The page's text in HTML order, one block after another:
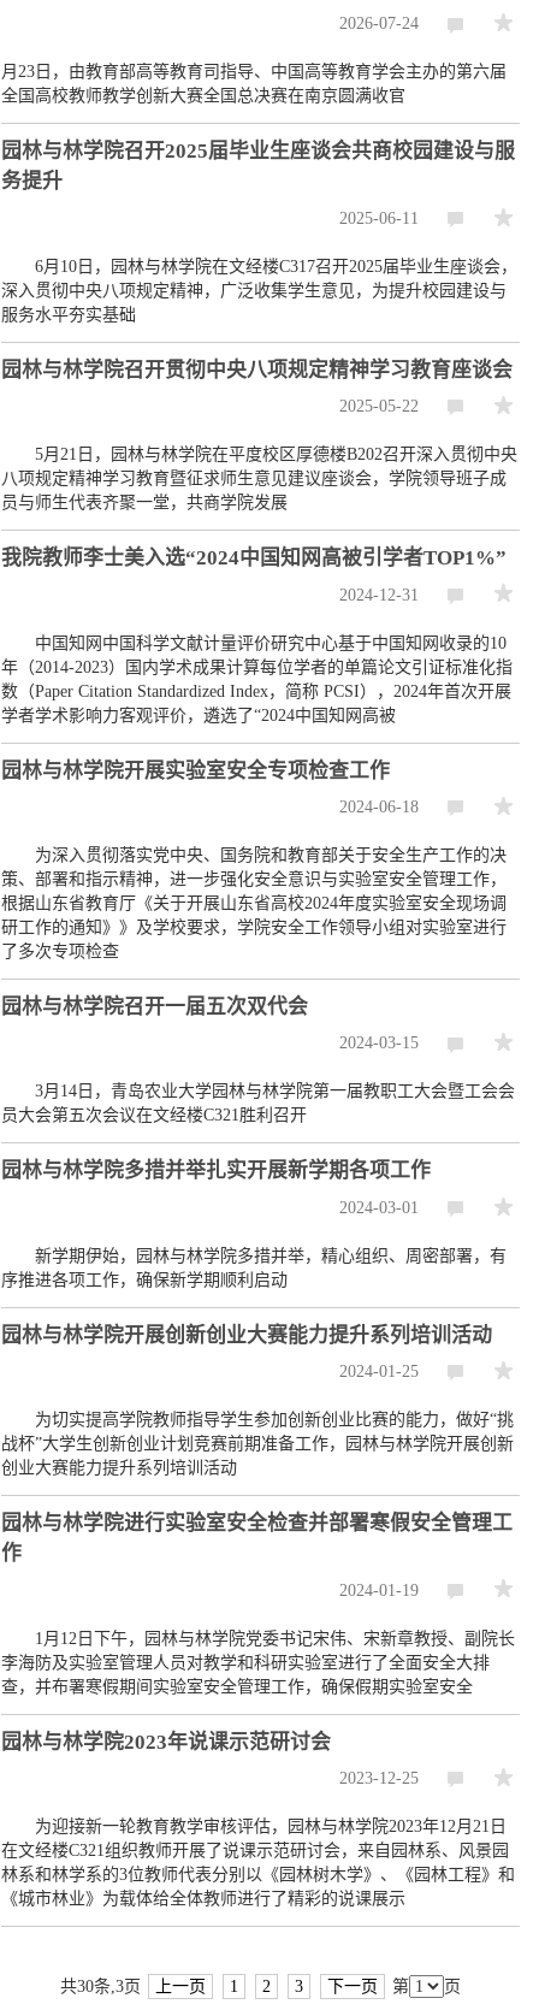
2026-07-24
月23日，由教育部高等教育司指导、中国高等教育学会主办的第六届
全国高校教师教学创新大赛全国总决赛在南京圆满收官
园林与林学院召开2025届毕业生座谈会共商校园建设与服
务提升
2025-06-11
6月10日，园林与林学院在文经楼C317召开2025届毕业生座谈会，
深入贯彻中央八项规定精神，广泛收集学生意见，为提升校园建设与
服务水平夯实基础
园林与林学院召开贯彻中央八项规定精神学习教育座谈会
2025-05-22
5月21日，园林与林学院在平度校区厚德楼B202召开深入贯彻中央
八项规定精神学习教育暨征求师生意见建议座谈会，学院领导班子成
员与师生代表齐聚一堂，共商学院发展
我院教师李士美入选“2024中国知网高被引学者TOP1%”
2024-12-31
中国知网中国科学文献计量评价研究中心基于中国知网收录的10
年（2014-2023）国内学术成果计算每位学者的单篇论文引证标准化指
数（Paper Citation Standardized Index，简称 PCSI），2024年首次开展
学者学术影响力客观评价，遴选了“2024中国知网高被
园林与林学院开展实验室安全专项检查工作
2024-06-18
为深入贯彻落实党中央、国务院和教育部关于安全生产工作的决
策、部署和指示精神，进一步强化安全意识与实验室安全管理工作，
根据山东省教育厅《关于开展山东省高校2024年度实验室安全现场调
研工作的通知》》及学校要求，学院安全工作领导小组对实验室进行
了多次专项检查
园林与林学院召开一届五次双代会
2024-03-15
3月14日，青岛农业大学园林与林学院第一届教职工大会暨工会会
员大会第五次会议在文经楼C321胜利召开
园林与林学院多措并举扎实开展新学期各项工作
2024-03-01
新学期伊始，园林与林学院多措并举，精心组织、周密部署，有
序推进各项工作，确保新学期顺利启动
园林与林学院开展创新创业大赛能力提升系列培训活动
2024-01-25
为切实提高学院教师指导学生参加创新创业比赛的能力，做好“挑
战杯”大学生创新创业计划竞赛前期准备工作，园林与林学院开展创新
创业大赛能力提升系列培训活动
园林与林学院进行实验室安全检查并部署寒假安全管理工
作
2024-01-19
1月12日下午，园林与林学院党委书记宋伟、宋新章教授、副院长
李海防及实验室管理人员对教学和科研实验室进行了全面安全大排
查，并布署寒假期间实验室安全管理工作，确保假期实验室安全
园林与林学院2023年说课示范研讨会
2023-12-25
为迎接新一轮教育教学审核评估，园林与林学院2023年12月21日
在文经楼C321组织教师开展了说课示范研讨会，来自园林系、风景园
林系和林学系的3位教师代表分别以《园林树木学》、《园林工程》和
《城市林业》为载体给全体教师进行了精彩的说课展示
共30条,3页 上一页 1 2 3 下一页 第 页